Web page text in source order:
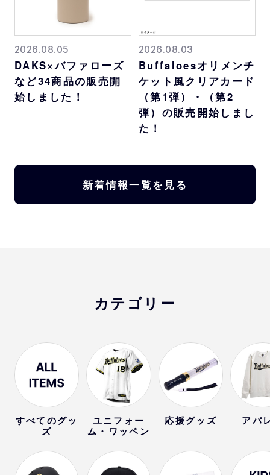
2026.08.05
DAKS×バファローズ
など34商品の販売開
始しました！
2026.08.03
Buffaloesオリメンチ
ケット風クリアカード
（第1弾）・（第2
弾）の販売開始しまし
た！
新着情報一覧を見る
カテゴリー
すべてのグッ
ズ
ユニフォー
ム・ワッペン
応援グッズ アパ